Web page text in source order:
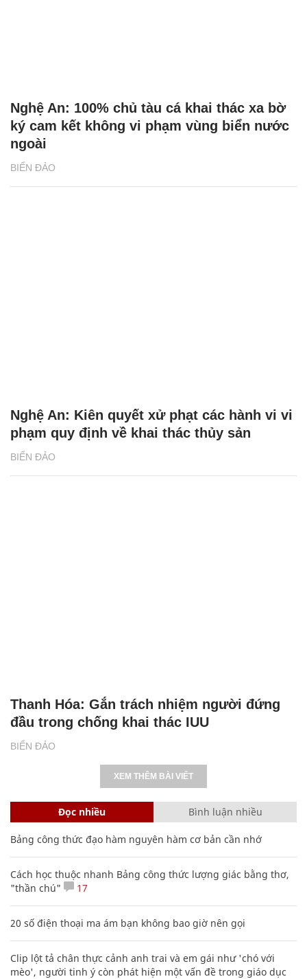
BIỂN ĐẢO
Nghệ An: 100% chủ tàu cá khai thác xa bờ
ký cam kết không vi phạm vùng biển nước
ngoài
BIỂN ĐẢO
Nghệ An: Kiên quyết xử phạt các hành vi vi
phạm quy định về khai thác thủy sản
BIỂN ĐẢO
Thanh Hóa: Gắn trách nhiệm người đứng
đầu trong chống khai thác IUU
XEM THÊM BÀI VIẾT
Đọc nhiều Bình luận nhiều
Bảng công thức đạo hàm nguyên hàm cơ bản cần nhớ
Cách học thuộc nhanh Bảng công thức lượng giác bằng thơ,
"thần chú"
17
20 số điện thoại ma ám bạn không bao giờ nên gọi
Clip lột tả chân thực cảnh anh trai và em gái như 'chó với
mèo', người tinh ý còn phát hiện một vấn đề trong giáo dục